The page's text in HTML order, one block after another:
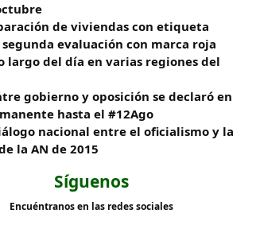
de viviendas con etiqueta
evaluación con marca roja
largo del día en varias regiones del
gobierno y oposición se declaró en
hasta el #12Ago
nacional entre el oficialismo y la
la AN de 2015
Síguenos
Encuéntranos en las redes sociales